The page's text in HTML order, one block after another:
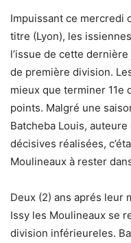
Impuissant ce mercredi
titre (Lyon), les
l’issue de cette
de première division.
mieux que terminer 11e
points. Malgré une
Batcheba Louis,
décisives réalisées,
Moulineaux à rester
Deux (2) ans aprés leur
Issy les Moulineaux se
division inférieureles.